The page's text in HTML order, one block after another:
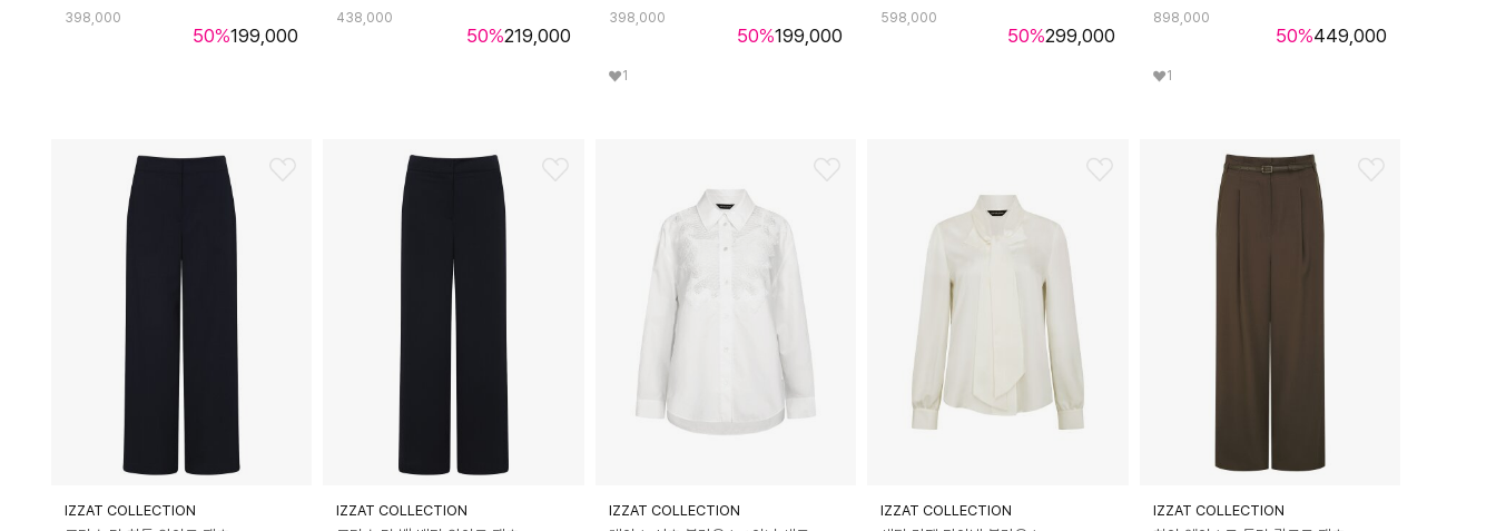
50%
398,000
199,000 50%
438,000
219,000 50%
398,000
199,000
1
50%
598,000
299,000 50%
898,000
449,000
1
IZZAT COLLECTION IZZAT COLLECTION IZZAT COLLECTION IZZAT COLLECTION IZZAT COLLECTION